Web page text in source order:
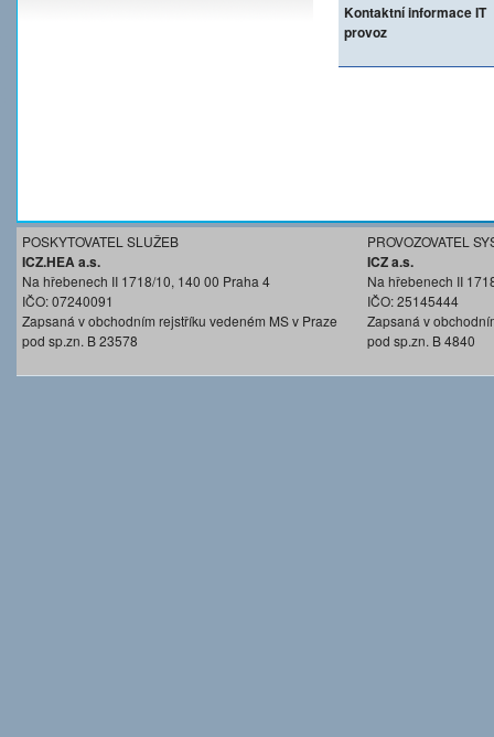
Kontaktní informace IT
provoz
POSKYTOVATEL SLUŽEB
ICZ.HEA a.s.
Na hřebenech II 1718/10, 140 00 Praha 4
IČO: 07240091
Zapsaná v obchodním rejstříku vedeném MS v Praze
pod sp.zn. B 23578
PROVOZOVATEL
ICZ a.s.
Na hřebenech II
IČO: 25145444
Zapsaná v
pod sp.zn. B 4840